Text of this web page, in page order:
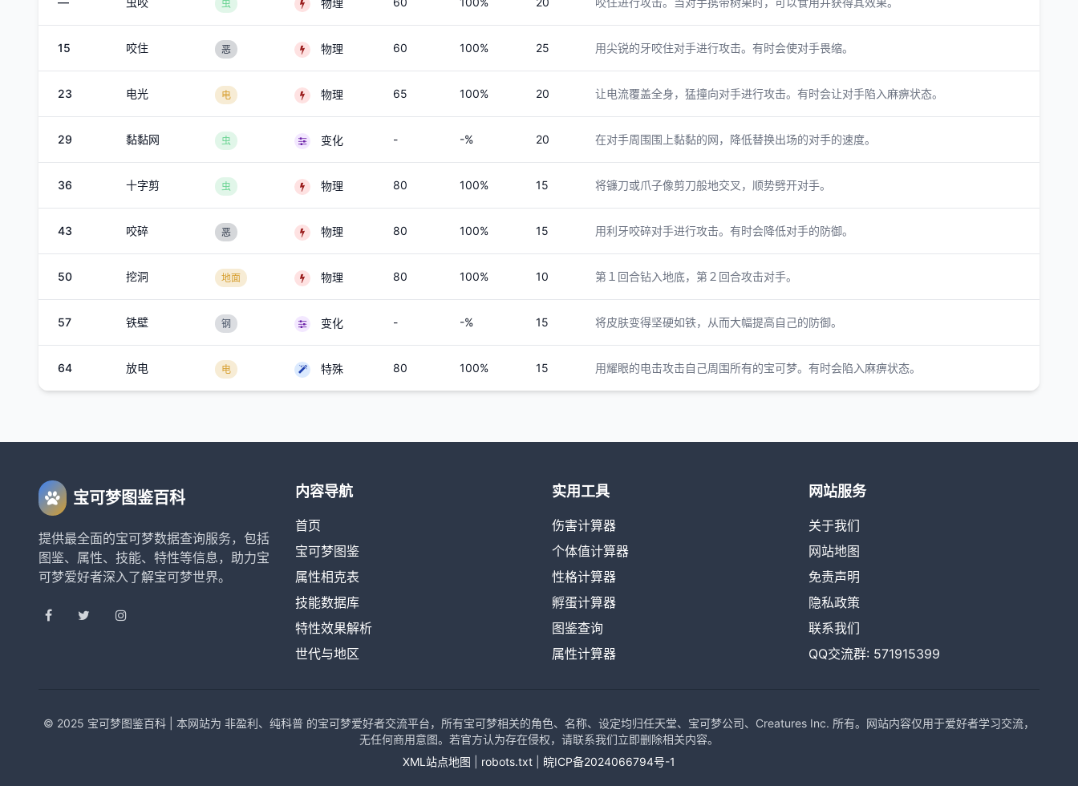
虫 物理
15 咬住 恶 物理 60 100% 25 用尖锐的牙咬住对手进行攻击。有时会使对手畏缩。
23 电光 电 物理 65 100% 20 让电流覆盖全身，猛撞向对手进行攻击。有时会让对手陷入麻痹状态。
29 黏黏网 虫 变化 - -% 20 在对手周围围上黏黏的网，降低替换出场的对手的速度。
36 十字剪 虫 物理 80 100% 15 将镰刀或爪子像剪刀般地交叉，顺势劈开对手。
43 咬碎 恶 物理 80 100% 15 用利牙咬碎对手进行攻击。有时会降低对手的防御。
50 挖洞 地面 物理 80 100% 10 第１回合钻入地底，第２回合攻击对手。
57 铁壁 钢 变化 - -% 15 将皮肤变得坚硬如铁，从而大幅提高自己的防御。
64 放电 电 特殊 80 100% 15 用耀眼的电击攻击自己周围所有的宝可梦。有时会陷入麻痹状态。
宝可梦图鉴百科
提供最全面的宝可梦数据查询服务，包括
图鉴、属性、技能、特性等信息，助力宝
可梦爱好者深入了解宝可梦世界。
内容导航
首页
宝可梦图鉴
属性相克表
技能数据库
特性效果解析
世代与地区
实用工具
伤害计算器
个体值计算器
性格计算器
孵蛋计算器
图鉴查询
属性计算器
网站服务
关于我们
网站地图
免责声明
隐私政策
联系我们
QQ交流群: 571915399
© 2025 宝可梦图鉴百科 | 本网站为 非盈利、纯科普 的宝可梦爱好者交流平台，所有宝可梦相关的角色、名称、设定均归任天堂、宝可梦公司、Creatures Inc. 所有。网站内容仅用于爱好者学习交流，
无任何商用意图。若官方认为存在侵权，请联系我们立即删除相关内容。
XML站点地图
robots.txt 皖ICP备2024066794号-1